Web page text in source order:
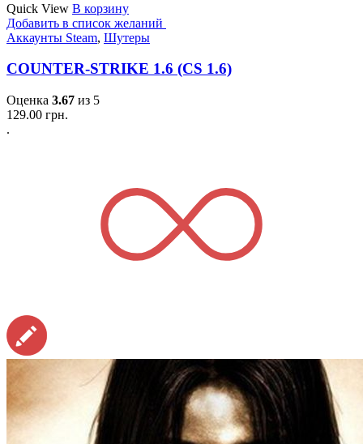
Quick View В корзину
Добавить в список желаний
Аккаунты Steam, Шутеры
COUNTER-STRIKE 1.6 (CS 1.6)
Оценка 3.67 из 5
129.00 грн.
.